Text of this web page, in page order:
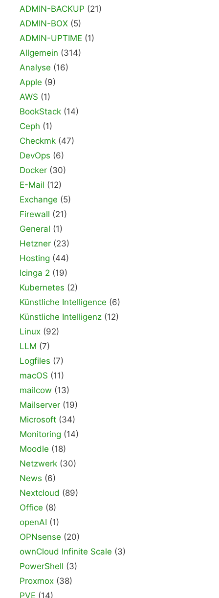
ADMIN-BACKUP (21)
ADMIN-BOX (5)
ADMIN-UPTIME (1)
Allgemein (314)
Analyse (16)
Apple (9)
AWS (1)
BookStack (14)
Ceph (1)
Checkmk (47)
DevOps (6)
Docker (30)
E-Mail (12)
Exchange (5)
Firewall (21)
General (1)
Hetzner (23)
Hosting (44)
Icinga 2 (19)
Kubernetes (2)
Künstliche Intelligence (6)
Künstliche Intelligenz (12)
Linux (92)
LLM (7)
Logfiles (7)
macOS (11)
mailcow (13)
Mailserver (19)
Microsoft (34)
Monitoring (14)
Moodle (18)
Netzwerk (30)
News (6)
Nextcloud (89)
Office (8)
openAI (1)
OPNsense (20)
ownCloud Infinite Scale (3)
PowerShell (3)
Proxmox (38)
PVE (14)